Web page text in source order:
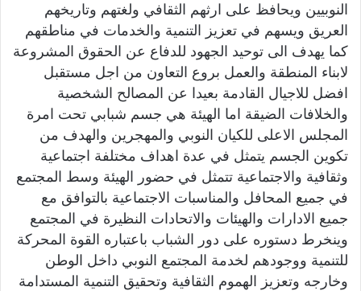
النوبيين ويحافظ على ارثهم الثقافي ولغتهم وتاريخهم
العريق ويسهم في تعزيز التنمية والخدمات في مناطقهم
كما يهدف الى توحيد الجهود للدفاع عن الحقوق المشروعة
لابناء المنطقة والعمل بروع التعاون من اجل مستقبل
افضل للاجيال القادمة بعيدا عن المصالح الشخصية
والخلافات الضيقة اما الهيئة هي جسم شبابي تحت امرة
المجلس الاعلى للكيان النوبي والمهجرين والهدف من
تكوين الجسم يتمثل في عدة اهداف مختلفة اجتماعية
وثقافية والاجتماعية تتمثل في حضور الهيئة وسط المجتمع
في جميع المحافل والمناسبات الاجتماعية بالتوافق مع
جميع الادارات والهيئات والاتحادات النظيرة في المجتمع
وينخرط دستوره على دور الشباب باعتباره القوة المحركة
للتنمية ووجودهم لخدمة المجتمع النوبي داخل الوطن
وخارجه وتعزيز الهموم الثقافية وتحقيق التنمية المستدامة